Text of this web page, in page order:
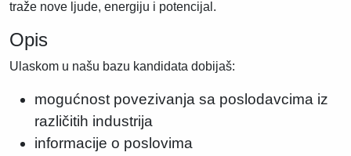
traže nove ljude, energiju i potencijal.
Opis
Ulaskom u našu bazu kandidata dobijaš:
mogućnost povezivanja sa poslodavcima iz
različitih industrija
informacije o poslovima